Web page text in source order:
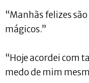
“Manhãs felizes
mágicos.”
“Hoje acordei com
medo de mim